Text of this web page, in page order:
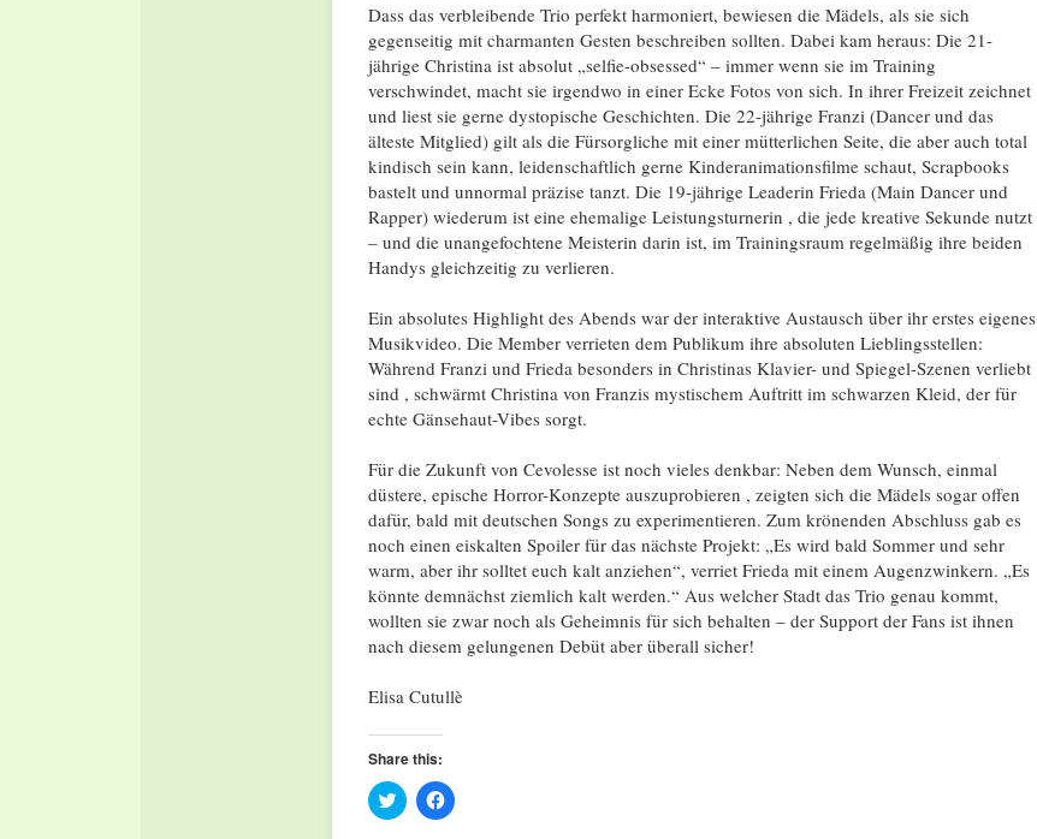
Dass das verbleibende Trio perfekt harmoniert, bewiesen die Mädels, als sie sich
gegenseitig mit charmanten Gesten beschreiben sollten. Dabei kam heraus: Die 21-
jährige Christina ist absolut „selfie-obsessed“ – immer wenn sie im Training
verschwindet, macht sie irgendwo in einer Ecke Fotos von sich. In ihrer Freizeit zeichnet
und liest sie gerne dystopische Geschichten. Die 22-jährige Franzi (Dancer und das
älteste Mitglied) gilt als die Fürsorgliche mit einer mütterlichen Seite, die aber auch total
kindisch sein kann, leidenschaftlich gerne Kinderanimationsfilme schaut, Scrapbooks
bastelt und unnormal präzise tanzt. Die 19-jährige Leaderin Frieda (Main Dancer und
Rapper) wiederum ist eine ehemalige Leistungsturnerin , die jede kreative Sekunde nutzt
– und die unangefochtene Meisterin darin ist, im Trainingsraum regelmäßig ihre beiden
Handys gleichzeitig zu verlieren.
Ein absolutes Highlight des Abends war der interaktive Austausch über ihr erstes eigenes
Musikvideo. Die Member verrieten dem Publikum ihre absoluten Lieblingsstellen:
Während Franzi und Frieda besonders in Christinas Klavier- und Spiegel-Szenen verliebt
sind , schwärmt Christina von Franzis mystischem Auftritt im schwarzen Kleid, der für
echte Gänsehaut-Vibes sorgt.
Für die Zukunft von Cevolesse ist noch vieles denkbar: Neben dem Wunsch, einmal
düstere, epische Horror-Konzepte auszuprobieren , zeigten sich die Mädels sogar offen
dafür, bald mit deutschen Songs zu experimentieren. Zum krönenden Abschluss gab es
noch einen eiskalten Spoiler für das nächste Projekt: „Es wird bald Sommer und sehr
warm, aber ihr solltet euch kalt anziehen“, verriet Frieda mit einem Augenzwinkern. „Es
könnte demnächst ziemlich kalt werden.“ Aus welcher Stadt das Trio genau kommt,
wollten sie zwar noch als Geheimnis für sich behalten – der Support der Fans ist ihnen
nach diesem gelungenen Debüt aber überall sicher!
Elisa Cutullè
Share this:
Click
to
Click
to